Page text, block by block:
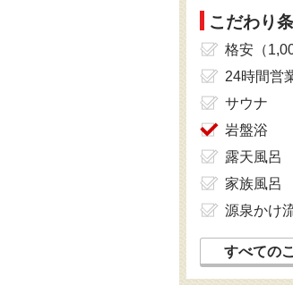
こだわり
格安（
24時間営
サウナ
岩盤浴
露天風呂
家族風呂
源泉かけ
すべての